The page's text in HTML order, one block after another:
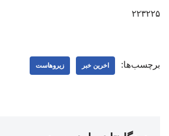
۲۲۳۲۲۵
برچسب‌ها: اخرین خبر زیروهاست